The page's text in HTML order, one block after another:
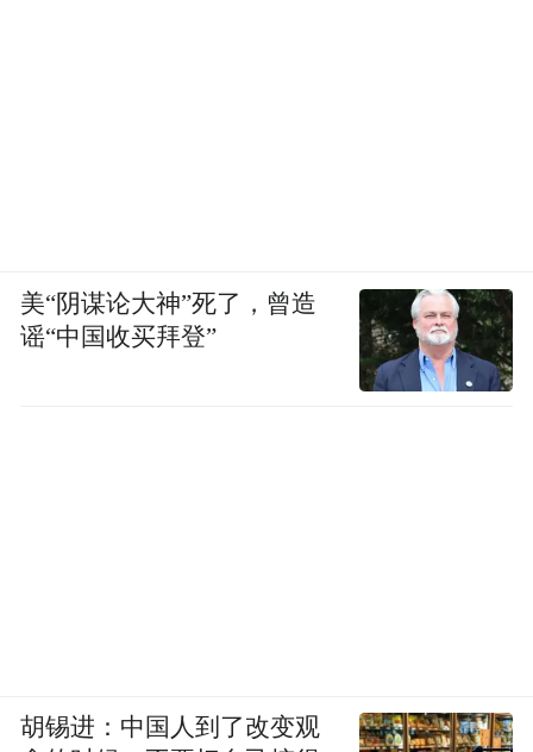
美“阴谋论大神”死了，曾造
谣“中国收买拜登”
胡锡进：中国人到了改变观